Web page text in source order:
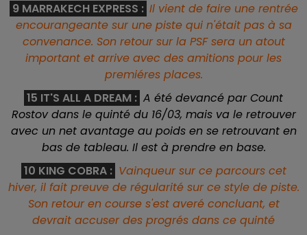
9 MARRAKECH EXPRESS : Il vient de faire une rentrée
encourangeante sur une piste qui n'était pas à sa
convenance. Son retour sur la PSF sera un atout
important et arrive avec des amitions pour les
premiéres places.
15 IT'S ALL A DREAM : A été devancé par Count
Rostov dans le quinté du 16/03, mais va le retrouver
avec un net avantage au poids en se retrouvant en
bas de tableau. Il est à prendre en base.
10 KING COBRA : Vainqueur sur ce parcours cet
hiver, il fait preuve de régularité sur ce style de piste.
Son retour en course s'est averé concluant, et
devrait accuser des progrés dans ce quinté